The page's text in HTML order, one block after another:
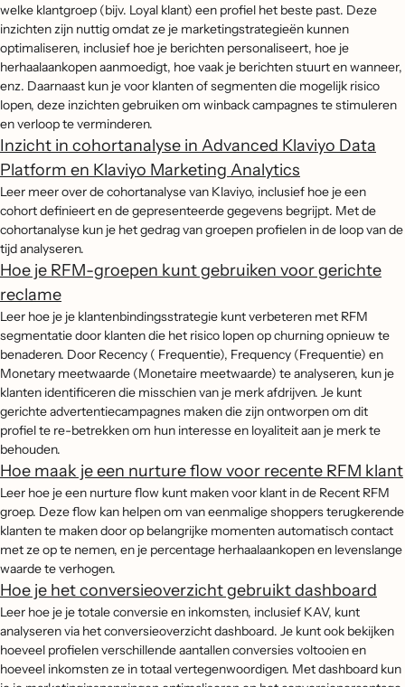
welke klantgroep (bijv. Loyal klant) een profiel het beste past. Deze
inzichten zijn nuttig omdat ze je marketingstrategieën kunnen
optimaliseren, inclusief hoe je berichten personaliseert, hoe je
herhaalaankopen aanmoedigt, hoe vaak je berichten stuurt en wanneer,
enz. Daarnaast kun je voor klanten of segmenten die mogelijk risico
lopen, deze inzichten gebruiken om winback campagnes te stimuleren
en verloop te verminderen.
Inzicht in cohortanalyse in Advanced Klaviyo Data
Platform en Klaviyo Marketing Analytics
Leer meer over de cohortanalyse van Klaviyo, inclusief hoe je een
cohort definieert en de gepresenteerde gegevens begrijpt. Met de
cohortanalyse kun je het gedrag van groepen profielen in de loop van de
tijd analyseren.
Hoe je RFM-groepen kunt gebruiken voor gerichte
reclame
Leer hoe je je klantenbindingsstrategie kunt verbeteren met RFM
segmentatie door klanten die het risico lopen op churning opnieuw te
benaderen. Door Recency ( Frequentie), Frequency (Frequentie) en
Monetary meetwaarde (Monetaire meetwaarde) te analyseren, kun je
klanten identificeren die misschien van je merk afdrijven. Je kunt
gerichte advertentiecampagnes maken die zijn ontworpen om dit
profiel te re-betrekken om hun interesse en loyaliteit aan je merk te
behouden.
Hoe maak je een nurture flow voor recente RFM klant
Leer hoe je een nurture flow kunt maken voor klant in de Recent RFM
groep. Deze flow kan helpen om van eenmalige shoppers terugkerende
klanten te maken door op belangrijke momenten automatisch contact
met ze op te nemen, en je percentage herhaalaankopen en levenslange
waarde te verhogen.
Hoe je het conversieoverzicht gebruikt dashboard
Leer hoe je je totale conversie en inkomsten, inclusief KAV, kunt
analyseren via het conversieoverzicht dashboard. Je kunt ook bekijken
hoeveel profielen verschillende aantallen conversies voltooien en
hoeveel inkomsten ze in totaal vertegenwoordigen. Met dashboard kun